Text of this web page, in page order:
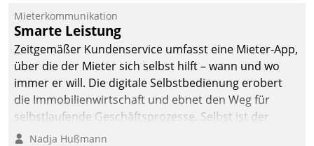
Mieterkommunikation
Smarte Leistung
Zeitgemäßer Kundenservice umfasst eine Mieter-App,
über die der Mieter sich selbst hilft – wann und wo
immer er will. Die digitale Selbstbedienung erobert
die Immobilienwirtschaft und ebnet den Weg für
selbstlaufende Geschäftsprozesse. Selbst ist der
Kunde und smart der Serviceanbieter.
Nadja Hußmann